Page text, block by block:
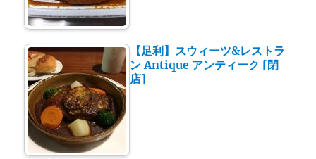
【足利】スウィーツ&レストラ
ン Antique アンティーク [閉
店]